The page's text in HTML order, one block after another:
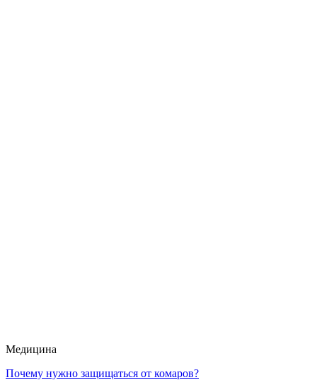
Медицина
Почему нужно защищаться от комаров?